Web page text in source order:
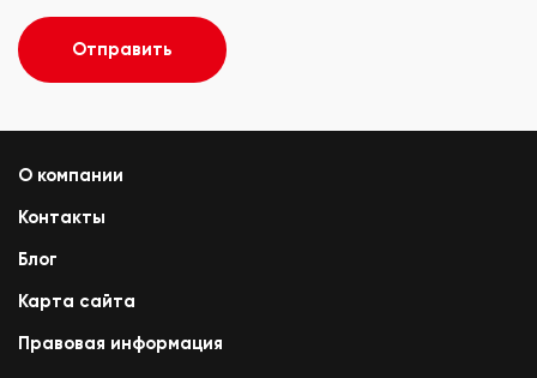
Отправить
О компании
Контакты
Блог
Карта сайта
Правовая информация